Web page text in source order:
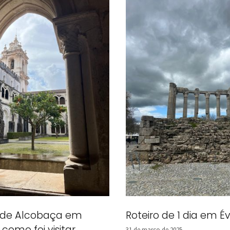
Alcobaça em
Roteiro de 1 dia em